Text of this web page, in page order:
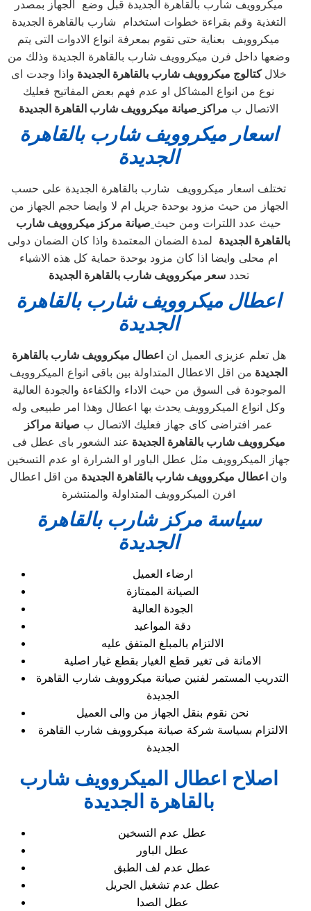
ميكروويف شارب بالقاهرة الجديدة قبل وضع الجهاز بمصدر
التغذية وقم بقراءة خطوات استخدام شارب بالقاهرة الجديدة
ميكروويف بعناية حتى تقوم بمعرفة انواع الادوات التى يتم
وضعها داخل فرن ميكروويف شارب بالقاهرة الجديدة وذلك من
خلال كتالوج ميكروويف شارب بالقاهرة الجديدة واذا وجدت اى
نوع من انواع المشاكل او عدم فهم بعض المفاتيح فعليك
الاتصال ب مراكز صيانة ميكروويف شارب القاهرة الجديدة
اسعار ميكروويف شارب بالقاهرة
الجديدة
تختلف اسعار ميكروويف شارب بالقاهرة الجديدة على حسب
الجهاز من حيث مزود بوحدة جريل ام لا وايضا حجم الجهاز من
حيث عدد اللترات ومن حيث صيانة مركز ميكروويف شارب
بالقاهرة الجديدة لمدة الضمان المعتمدة واذا كان الضمان دولى
ام محلى وايضا اذا كان مزود بوحدة حماية كل هذه الاشياء
تحددسعر ميكروويف شارب بالقاهرة الجديدة
اعطال ميكروويف شارب بالقاهرة
الجديدة
هل تعلم عزيزى العميل اناعطال ميكروويف شارب بالقاهرة
الجديدة من اقل الاعطال المتداولة بين باقى انواع الميكروويف
الموجودة فى السوق من حيث الاداء والكفاءة والجودة العالية
وكل انواع الميكروويف يحدث بها اعطال وهذا امر طبيعى وله
عمر افتراضى كاى جهاز فعليك الاتصال ب صيانة مراكز
ميكروويف شارب بالقاهرة الجديدة عند الشعور باى عطل فى
جهاز الميكروويف مثل عطل الباور او الشرارة او عدم التسخين
وان اعطال ميكروويف شارب بالقاهرة الجديدة من اقل اعطال
افرن الميكروويف المتداولة والمنتشرة
سياسة مركز شارب بالقاهرة
الجديدة
ارضاء العميل
الصيانة الممتازة
الجودة العالية
دقة المواعيد
الالتزام بالمبلغ المتفق عليه
الامانة فى تغير قطع الغيار بقطع غيار اصلية
التدريب المستمر لفنين صيانة ميكروويف شارب القاهرة
الجديدة
نحن نقوم بنقل الجهاز من والى العميل
الالتزام بسياسة شركة صيانة ميكروويف شارب القاهرة
الجديدة
اصلاح اعطال الميكروويف شارب
بالقاهرة الجديدة
عطل عدم التسخين
عطل الباور
عطل عدم لف الطبق
عطل عدم تشغيل الجريل
عطل الصدا